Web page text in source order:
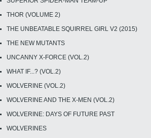
THOR (VOLUME 2)
THE UNBEATABLE SQUIRREL GIRL V2 (2015)
THE NEW MUTANTS
UNCANNY X-FORCE (VOL.2)
WHAT IF...? (VOL.2)
WOLVERINE (VOL.2)
WOLVERINE AND THE X-MEN (VOL.2)
WOLVERINE: DAYS OF FUTURE PAST
WOLVERINES